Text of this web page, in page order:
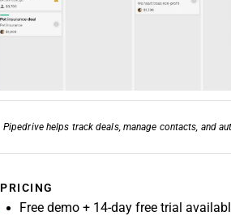
Pipedrive helps track deals, manage contacts, and
PRICING
Free demo + 14-day free trial